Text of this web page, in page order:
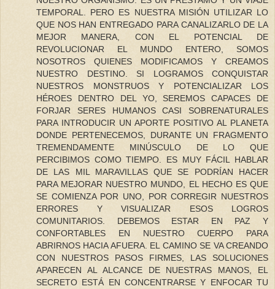
TEMPORAL. PERO ES NUESTRA MISIÓN UTILIZAR LO
QUE NOS HAN ENTREGADO PARA CANALIZARLO DE LA
MEJOR MANERA, CON EL POTENCIAL DE
REVOLUCIONAR EL MUNDO ENTERO, SOMOS
NOSOTROS QUIENES MODIFICAMOS Y CREAMOS
NUESTRO DESTINO. SI LOGRAMOS CONQUISTAR
NUESTROS MONSTRUOS Y POTENCIALIZAR LOS
HÉROES DENTRO DEL YO, SEREMOS CAPACES DE
FORJAR SERES HUMANOS CASI SOBRENATURALES
PARA INTRODUCIR UN APORTE POSITIVO AL PLANETA
DONDE PERTENECEMOS, DURANTE UN FRAGMENTO
TREMENDAMENTE MINÚSCULO DE LO QUE
PERCIBIMOS COMO TIEMPO. ES MUY FÁCIL HABLAR
DE LAS MIL MARAVILLAS QUE SE PODRÍAN HACER
PARA MEJORAR NUESTRO MUNDO, EL HECHO ES QUE
SE COMIENZA POR UNO, POR CORREGIR NUESTROS
ERRORES Y VISUALIZAR ESOS LOGROS
COMUNITARIOS. DEBEMOS ESTAR EN PAZ Y
CONFORTABLES EN NUESTRO CUERPO PARA
ABRIRNOS HACIA AFUERA. EL CAMINO SE VA CREANDO
CON NUESTROS PASOS FIRMES, LAS SOLUCIONES
APARECEN AL ALCANCE DE NUESTRAS MANOS, EL
SECRETO ESTÁ EN CONCENTRARSE Y ENFOCAR TU